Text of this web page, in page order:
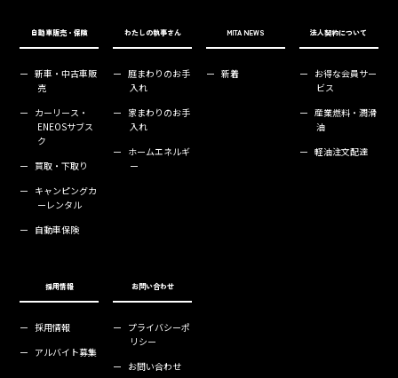
自動車販売・保険
ー 新車・中古車販
売
ー カーリース・
ENEOSサブス
ク
ー 買取・下取り
ー キャンピングカ
ーレンタル
ー 自動車保険
わたしの執事さん
ー 庭まわりのお手
入れ
ー 家まわりのお手
入れ
ー ホームエネルギ
ー
MITA NEWS
ー 新着
法人契約について
ー お得な会員サー
ビス
ー 産業燃料・潤滑
油
ー 軽油注文配達
採用情報
ー 採用情報
ー アルバイト募集
お問い合わせ
ー プライバシーポ
リシー
ー お問い合わせ